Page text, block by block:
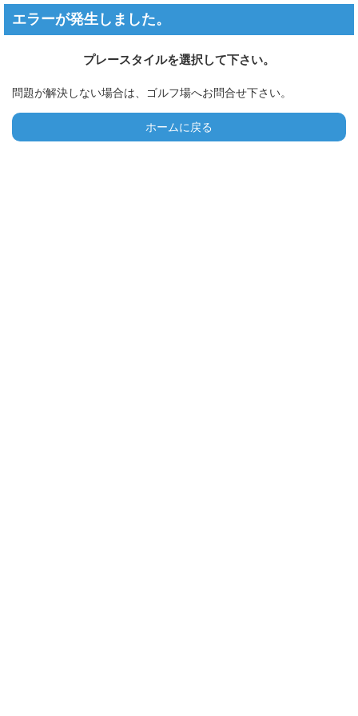
エラーが発生しました。
プレースタイルを選択して下さい。
問題が解決しない場合は、ゴルフ場へお問合せ下さい。
ホームに戻る